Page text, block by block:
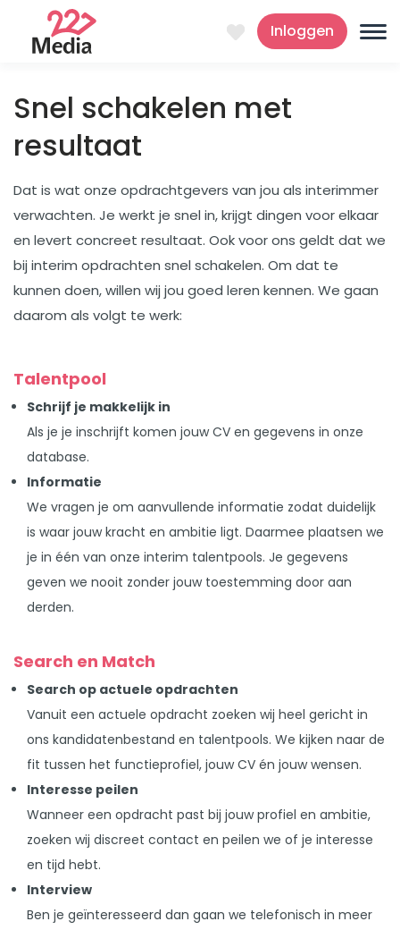
Inloggen
Snel schakelen met
resultaat
Dat is wat onze opdrachtgevers van jou als interimmer
verwachten. Je werkt je snel in, krijgt dingen voor elkaar
en levert concreet resultaat. Ook voor ons geldt dat we
bij interim opdrachten snel schakelen. Om dat te
kunnen doen, willen wij jou goed leren kennen. We gaan
daarom als volgt te werk:
Talentpool
Schrijf je makkelijk in
Als je je inschrijft komen jouw CV en gegevens in onze
database.
Informatie
We vragen je om aanvullende informatie zodat duidelijk
is waar jouw kracht en ambitie ligt. Daarmee plaatsen we
je in één van onze interim talentpools. Je gegevens
geven we nooit zonder jouw toestemming door aan
derden.
Search en Match
Search op actuele opdrachten
Vanuit een actuele opdracht zoeken wij heel gericht in
ons kandidatenbestand en talentpools. We kijken naar de
fit tussen het functieprofiel, jouw CV én jouw wensen.
Interesse peilen
Wanneer een opdracht past bij jouw profiel en ambitie,
zoeken wij discreet contact en peilen we of je interesse
en tijd hebt.
Interview
Ben je geïnteresseerd dan gaan we telefonisch in meer